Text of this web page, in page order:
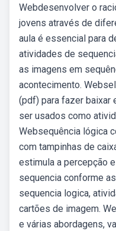
Webdesenvolver o
jovens através de
aula é essencial para
atividades de
as imagens em
acontecimento.
(pdf) para fazer baixar
ser usados como
Websequência lógica
com tampinhas de
estimula a percepção
sequencia conforme
sequencia logica,
cartões de imagem.
e várias abordagens,